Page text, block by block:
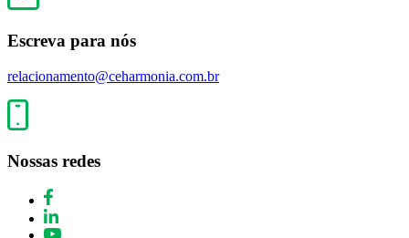
Escreva para nós
relacionamento@ceharmonia.com.br
Nossas redes